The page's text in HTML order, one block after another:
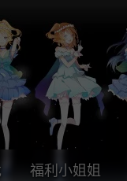
福利小姐姐